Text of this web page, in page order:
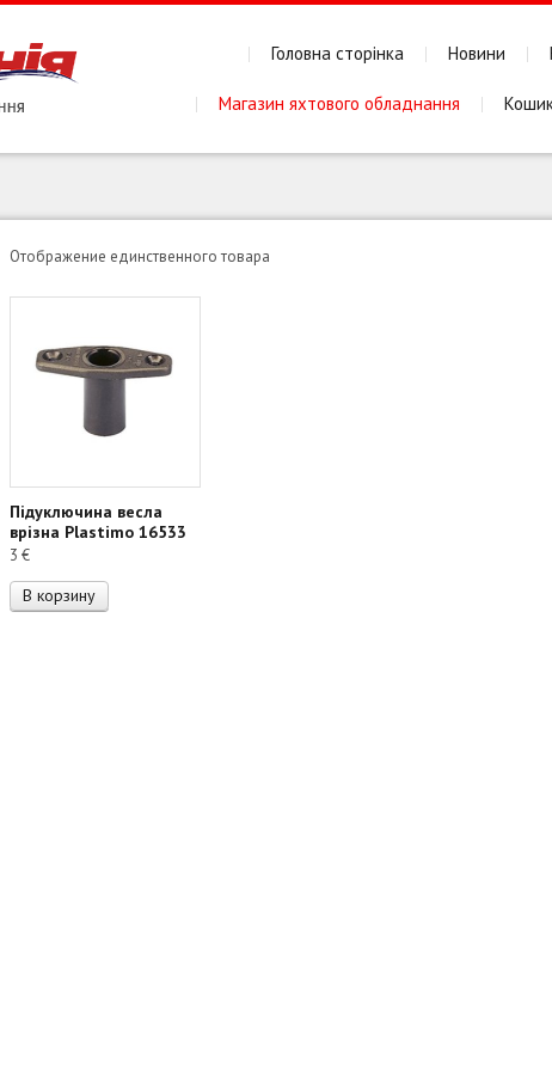
Головна сторінка Новини
Магазин яхтового обладнання
Отображение единственного товара
Підуключина весла
врізна Plastimo 16533
3 €
В корзину